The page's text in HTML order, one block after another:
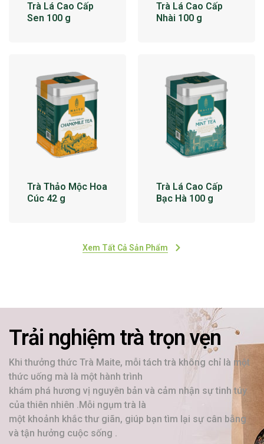
Trà Lá Cao Cấp
Sen 100 g
Trà Lá Cao Cấp
Nhài 100 g
Trà Thảo Mộc Hoa
Cúc 42 g
Trà Lá Cao Cấp
Bạc Hà 100 g
Xem Tất Cả Sản Phẩm
Trải nghiệm trà trọn vẹn
Khi thưởng thức Trà Maite, mỗi tách trà không chỉ là một
thức uống mà là một hành trình
khám phá hương vị nguyên bản và cảm nhận sự tinh túy
của thiên nhiên .Mỗi ngụm trà là
một khoảnh khắc thư giãn, giúp bạn tìm lại sự cân bằng
và tận hưởng cuộc sống .